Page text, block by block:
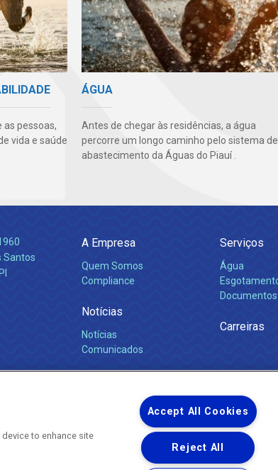
as pessoas,
vida e saúde
ÁGUA
Antes de chegar às residências, a água
percorre um longo caminho pelo sistema de
abastecimento da Águas do Piauí .
Santos
A Empresa
Quem Somos
Compliance
Notícias
Notícias
Comunicados
Serviços
Água
Documentos
Carreiras
Copyright ® 2026 - Todos os Direitos Reservados.
to enhance site
Accept All Cookies
Reject All